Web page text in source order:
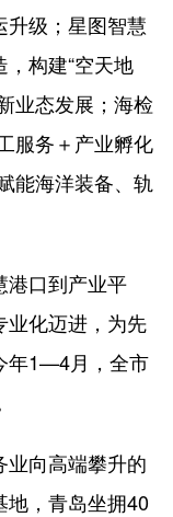
升级；星图智慧
构建“空天地
业态发展；海检
服务＋产业孵化
能海洋装备、轨
口到产业平
业化迈进，为先
年1—4月，全市
向高端攀升的
地，青岛坐拥40